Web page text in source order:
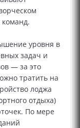
уровня в
задач и
— за это
тратить на
лоджа
отдыха)
По мере